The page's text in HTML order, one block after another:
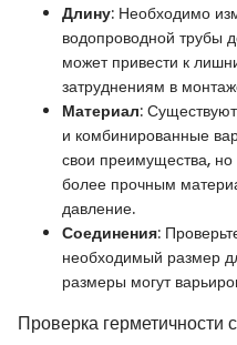
Длину: Необходимо
водопроводной трубы
может привести к
затруднениям в
Материал:
и комбинированные
свои преимущества, но
более прочным
давление.
Соединения:
необходимый размер
размеры могут
Проверка герметичности